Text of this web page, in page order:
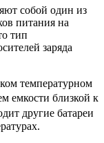
собой один из
питания на
тип
заряда
температурном
емкости близкой к
другие батареи